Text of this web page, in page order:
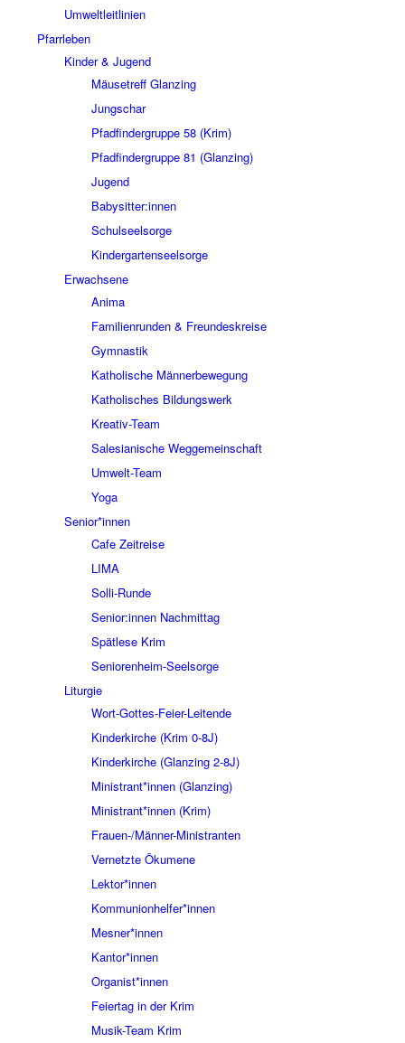
Umweltleitlinien
Pfarrleben
Kinder & Jugend
Mäusetreff Glanzing
Jungschar
Pfadfindergruppe 58 (Krim)
Pfadfindergruppe 81 (Glanzing)
Jugend
Babysitter:innen
Schulseelsorge
Kindergartenseelsorge
Erwachsene
Anima
Familienrunden & Freundeskreise
Gymnastik
Katholische Männerbewegung
Katholisches Bildungswerk
Kreativ-Team
Salesianische Weggemeinschaft
Umwelt-Team
Yoga
Senior*innen
Cafe Zeitreise
LIMA
Solli-Runde
Senior:innen Nachmittag
Spätlese Krim
Seniorenheim-Seelsorge
Liturgie
Wort-Gottes-Feier-Leitende
Kinderkirche (Krim 0-8J)
Kinderkirche (Glanzing 2-8J)
Ministrant*innen (Glanzing)
Ministrant*innen (Krim)
Frauen-/Männer-Ministranten
Vernetzte Ökumene
Lektor*innen
Kommunionhelfer*innen
Mesner*innen
Kantor*innen
Organist*innen
Feiertag in der Krim
Musik-Team Krim